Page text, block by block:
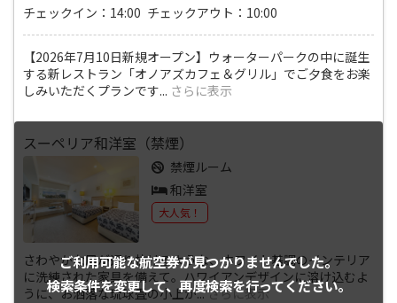
チェックイン：14:00 チェックアウト：10:00
【2026年7月10日新規オープン】ウォーターパークの中に誕生
する新レストラン「オノアズカフェ＆グリル」でご夕食をお楽
しみいただくプランです... さらに表示
ご利用可能な航空券が見つかりませんでした。
検索条件を変更して、再度検索を行ってください。
スーペリア和洋室（禁煙）
禁煙ルーム
和洋室
大人気！
さわやかな風が通り抜けるような、ホワイト基調のインテリア
に洗練された家具を備えて。ハワイアンデザインに溶け込むよ
うに、お洒落な琉球畳の小上が...さらに表示